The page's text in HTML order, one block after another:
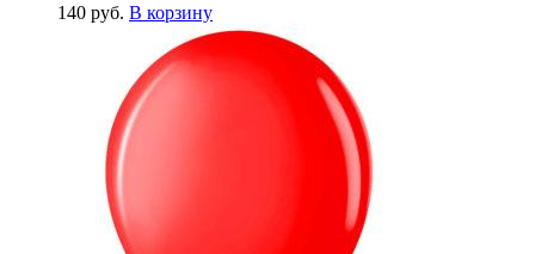
140 руб. В корзину